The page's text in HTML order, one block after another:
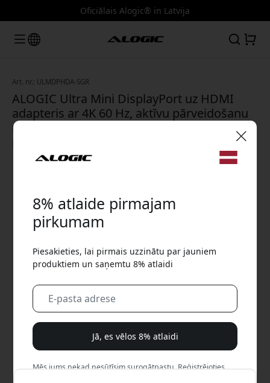
Oficiālais Alogic® in Latvija
Art. nr.: ULMDPHDA-SGR
ALOGIC Ultra Mini DisplayPort uz HDMI
adapteris ar 4K 60 Hz, aktīvu pārveidošanu
un 20 cm kabeli monitoram - Kosmosa
8% atlaide pirmajam
pirkumam
Piesakieties, lai pirmais uzzinātu par jauniem
produktiem un saņemtu 8% atlaidi
Jā, es vēlos 8% atlaidi
Mēs jums nekad nesūtīsim surogātpastu. Reģistrējoties,
🎉 Jūsu atlaižu kods:
Izmantojiet šo kodu, veicot pasūtījumu, lai
saņemtu 8% atlaidi.